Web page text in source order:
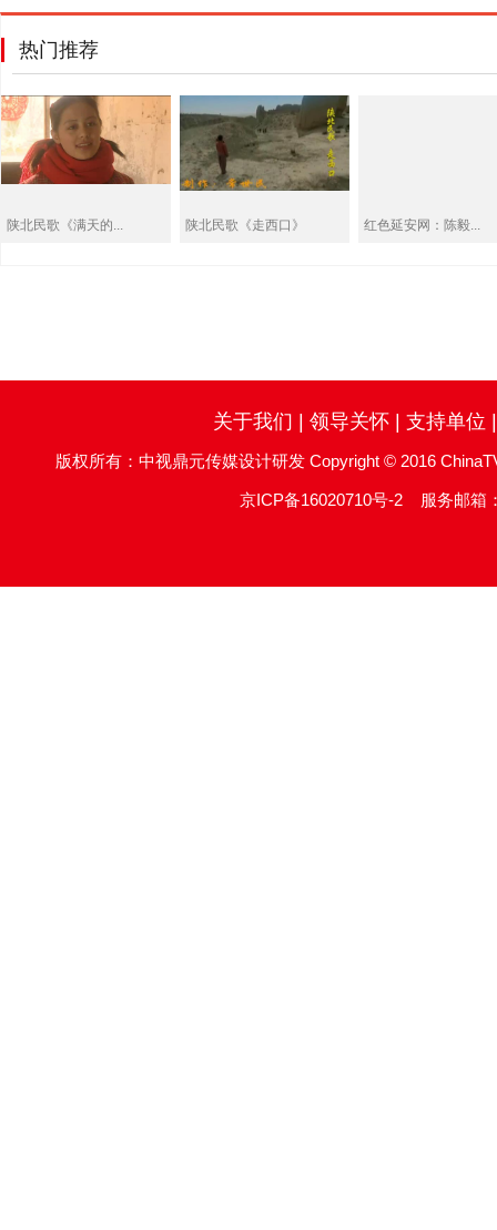
热门推荐
陕北民歌《满天的... 陕北民歌《走西口》 红色延安网：陈毅...
关于我们 领导关怀| 支持单位
版权所有：中视鼎元传媒设计研发 Copyright © 2016
京ICP备16020710号-2 服务邮箱